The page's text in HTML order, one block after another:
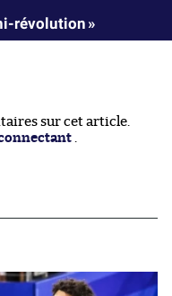
révolution »
sur cet article.